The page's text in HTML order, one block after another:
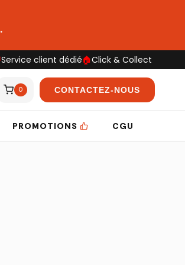
Service client dédié🏠Click & Collect
0 CONTACTEZ-NOUS
PROMOTIONS CGU